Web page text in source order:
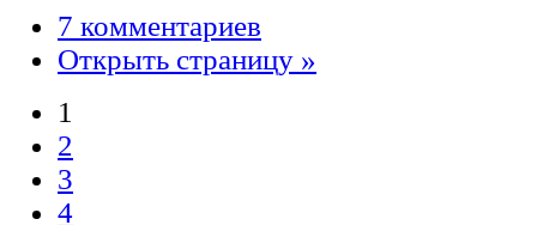
7 комментариев
Открыть страницу »
1
2
3
4